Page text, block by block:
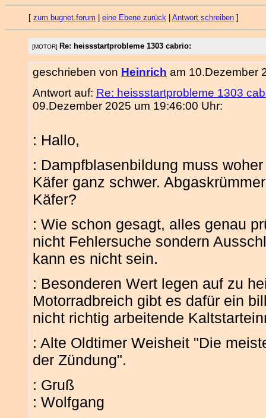
[ zum bugnet.forum eine Ebene zurück Antwort schreiben ]
[MOTOR] Re: heissstartprobleme 1303 cabrio:
geschrieben von Heinrich am 10.Dezember
Antwort auf: Re: heissstartprobleme 1303
09.Dezember 2025 um 19:46:00 Uhr:
: Hallo,
: Dampfblasenbildung muss
Käfer ganz schwer.
Käfer?
: Wie schon gesagt, alles genau
nicht Fehlersuche sondern
kann es nicht sein.
: Besonderen Wert legen auf zu
Motorradbreich gibt es dafür ein
nicht richtig arbeitende
: Alte Oldtimer Weisheit "Die
der Zündung".
: Gruß
: Wolfgang